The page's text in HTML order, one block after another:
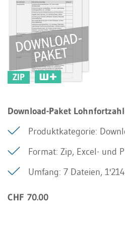
ZIP
Download-Paket
Produktkategorie:
Format: Zip, Excel- und
Umfang: 7 Dateien,
CHF 70.00